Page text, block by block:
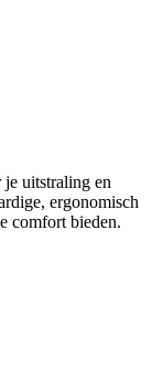
je uitstraling en
ergonomisch
comfort bieden.